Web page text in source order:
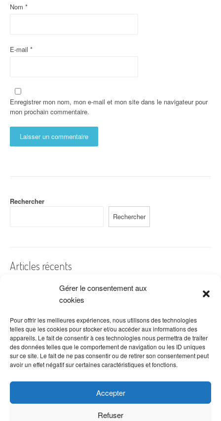
Gérer le consentement aux
cookies
Pour offrir les meilleures expériences, nous utilisons des technologies
telles que les cookies pour stocker et/ou accéder aux informations des
appareils. Le fait de consentir à ces technologies nous permettra de traiter
des données telles que le comportement de navigation ou les ID uniques
sur ce site. Le fait de ne pas consentir ou de retirer son consentement peut
avoir un effet négatif sur certaines caractéristiques et fonctions.
Accepter
Refuser
Nom *
E-mail *
Enregistrer mon nom, mon e-mail et mon site dans le navigateur pour
mon prochain commentaire.
Rechercher
Rechercher
Articles récents
A quelles dates de l’année offre-t-on des fleurs ?
Les fleurs préférées des Français
Combien de fois arroser un cactus ?
Quelles fleurs offrir pour la fête des mères ?
Idées de décoration avec fleurs séchées